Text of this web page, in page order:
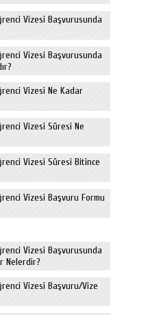
Vizesi Başvurusunda
Vizesi Başvurusunda
Vizesi Ne Kadar
Vizesi Süresi Ne
Vizesi Süresi Bitince
Vizesi Başvuru Formu
Vizesi Başvurusunda
Nelerdir?
Vizesi Başvuru/Vize